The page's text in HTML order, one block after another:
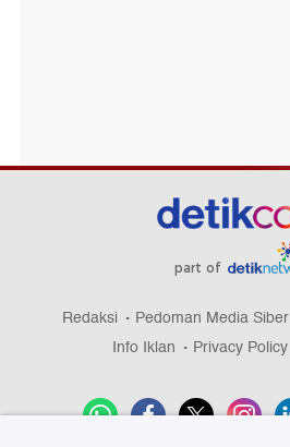
part of
Redaksi Pedoman Media Siber
Info Iklan
Privacy Policy